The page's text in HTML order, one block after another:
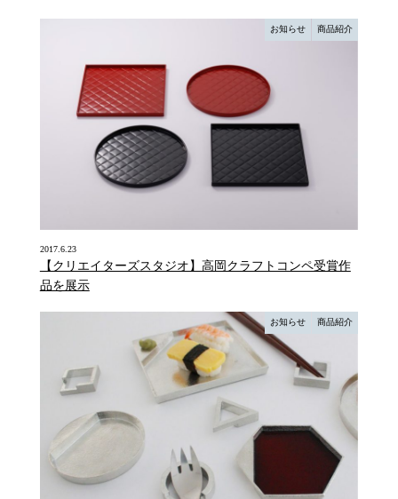
お知らせ 商品紹介
2017.6.23
【クリエイターズスタジオ】高岡クラフトコンペ受賞作
品を展示
お知らせ 商品紹介